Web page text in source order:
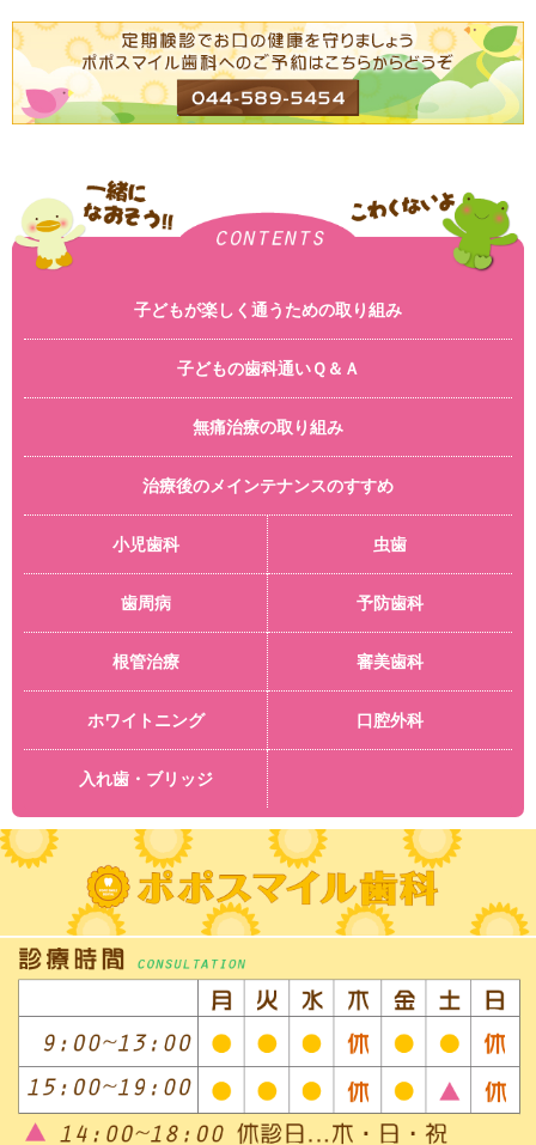
子どもが楽しく通うための取り組み
子どもの歯科通いＱ＆Ａ
無痛治療の取り組み
治療後のメインテナンスのすすめ
小児歯科 虫歯
歯周病 予防歯科
根管治療 審美歯科
ホワイトニング 口腔外科
入れ歯・ブリッジ